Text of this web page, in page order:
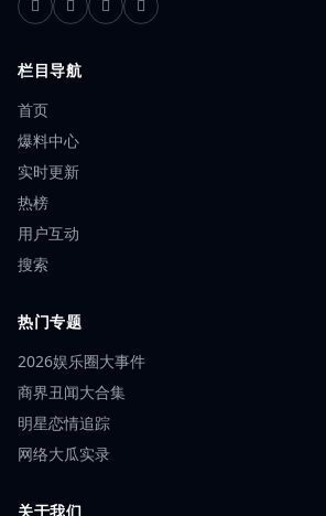
栏目导航
首页
爆料中心
实时更新
热榜
用户互动
搜索
热门专题
2026娱乐圈大事件
商界丑闻大合集
明星恋情追踪
网络大瓜实录
关于我们